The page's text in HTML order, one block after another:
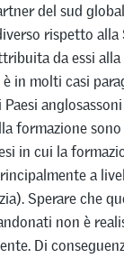
del sud
rispetto alla
da essi
in molti casi
formazione
in cui la
a
Sperare che
non è
Di